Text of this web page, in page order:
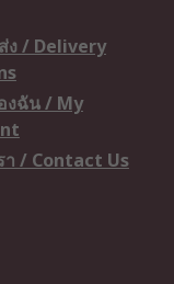
ง / Delivery
ฉัน / My
า / Contact Us